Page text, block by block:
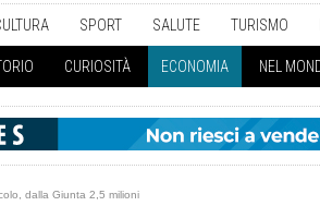
SPORT SALUTE TURISMO
CURIOSITÀ ECONOMIA NEL
dalla Giunta 2,5 milioni